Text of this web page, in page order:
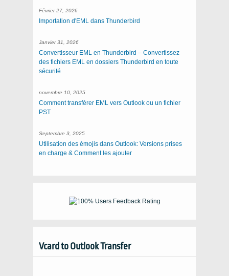
Février 27, 2026
Importation d'EML dans Thunderbird
Janvier 31, 2026
Convertisseur EML en Thunderbird – Convertissez
des fichiers EML en dossiers Thunderbird en toute
sécurité
novembre 10, 2025
Comment transférer EML vers Outlook ou un fichier
PST
Septembre 3, 2025
Utilisation des émojis dans Outlook: Versions prises
en charge & Comment les ajouter
Vcard to Outlook Transfer